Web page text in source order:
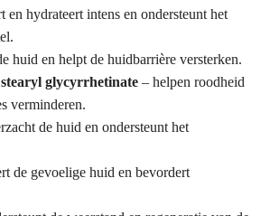
en hydrateert intens en ondersteunt het
huid en helpt de huidbarrière versterken.
glycyrrhetinate – helpen roodheid
verminderen.
de huid en ondersteunt het
de gevoelige huid en bevordert